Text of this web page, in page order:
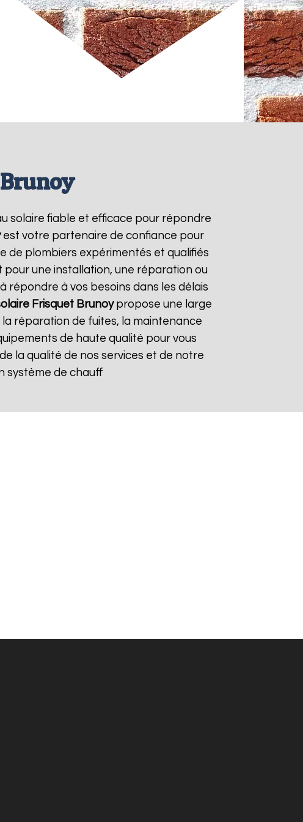
solaire fiable et efficace pour répondre
est votre partenaire de confiance pour
de plombiers expérimentés et qualifiés
une installation, une réparation ou
répondre à vos besoins dans les délais
Frisquet Brunoypropose une large
réparation de fuites, la maintenance
de haute qualité pour vous
la qualité de nos services et de notre
système de chauff